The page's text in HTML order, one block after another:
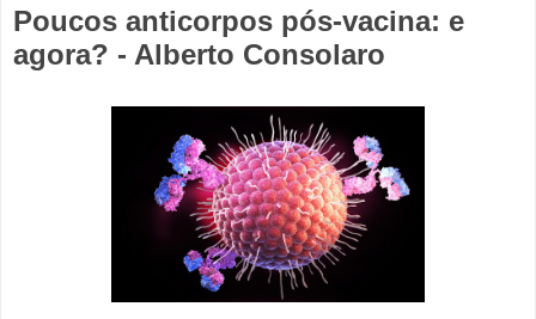
Poucos anticorpos pós-vacina: e
agora? - Alberto Consolaro